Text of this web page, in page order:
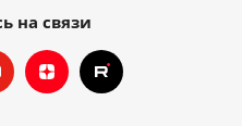
на связи